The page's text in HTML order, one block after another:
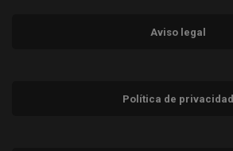
Aviso legal
Política de privacidad